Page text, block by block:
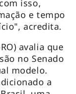
isso,
e tempo
acredita.
avalia que
no Senado
modelo.
a